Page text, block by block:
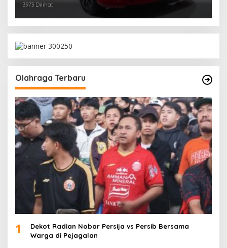
3973 Dilihat
Olahraga Terbaru
1
Dekot Radian Nobar Persija vs Persib Bersama
Warga di Pejagalan